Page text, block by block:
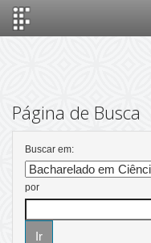
Página de Busca
Buscar em:
por